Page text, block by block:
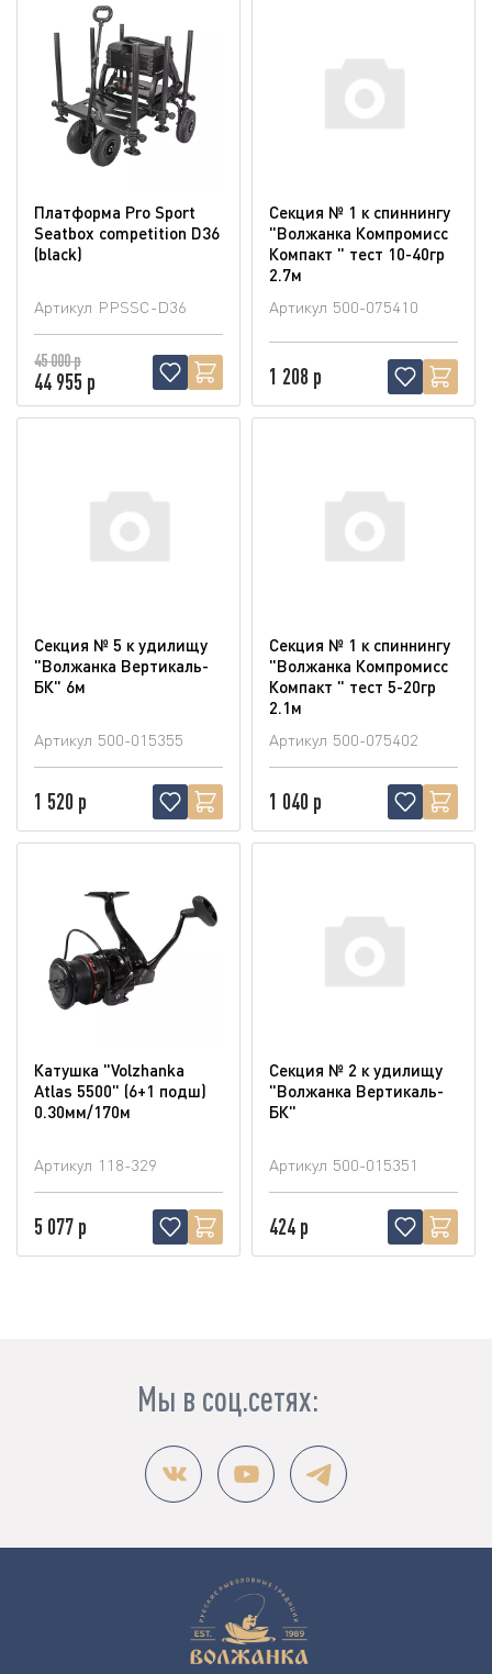
Платформа Pro Sport
Seatbox competition D36
(blaсk)
Артикул PPSSC-D36
45 000 р
44 955 р
Секция № 1 к спиннингу
"Волжанка Компромисс
Компакт " тест 10-40гр
2.7м
Артикул 500-075410
1 208 р
Секция № 5 к удилищу
"Волжанка Вертикаль-
БК" 6м
Артикул 500-015355
1 520 р
Секция № 1 к спиннингу
"Волжанка Компромисс
Компакт " тест 5-20гр
2.1м
Артикул 500-075402
1 040 р
Катушка "Volzhanka
Atlas 5500" (6+1 подш)
0.30мм/170м
Артикул 118-329
5 077 р
Секция № 2 к удилищу
"Волжанка Вертикаль-
БК"
Артикул 500-015351
424 р
Мы в соц.сетях: